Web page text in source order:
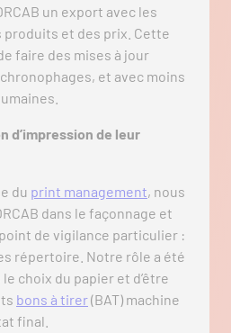
un export avec les
et des prix. Cette
faire des mises à jour
et avec moins
d’impression de leur
du print management, nous
dans le façonnage et
de vigilance particulier :
répertoire. Notre rôle a été
choix du papier et d’être
bons à tirer(BAT) machine
final.